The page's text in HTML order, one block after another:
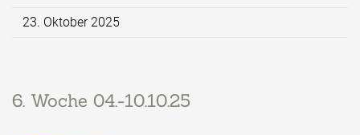
23. Oktober 2025
6. Woche 04.-10.10.25